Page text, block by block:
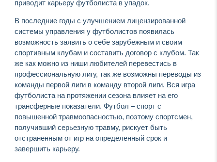
приводит карьеру футболиста в упадок.
В последние годы с улучшением лицензированной
системы управления у футболистов появилась
возможность заявить о себе зарубежным и своим
спортивным клубам и составить договор с клубом. Так
же как можно из ниши любителей перевестись в
профессиональную лигу, так же возможны переводы из
команды первой лиги в команду второй лиги. Вся игра
футболиста на протяжении сезона влияет на его
трансферные показатели. Футбол – спорт с
повышенной травмоопасностью, поэтому спортсмен,
получивший серьезную травму, рискует быть
отстраненным от игр на определенный срок и
завершить карьеру.